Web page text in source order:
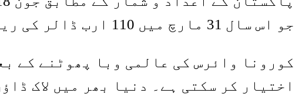
جو اس سال 31 مارچ میں 110 ارب ڈالر کی ریکارڈ سطح پر پہنچ گیا ہے۔
کورونا وائرس کی عالمی وبا پھوٹنے کے
اختیار کر سکتی ہے۔ دنیا بھر میں لاک